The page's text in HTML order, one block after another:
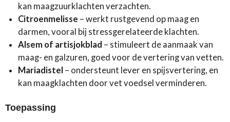
kan maagzuurklachten verzachten.
Citroenmelisse – werkt rustgevend op maag en
darmen, vooral bij stressgerelateerde klachten.
Alsem of artisjokblad – stimuleert de aanmaak van
maag- en galzuren, goed voor de vertering van vetten.
Mariadistel – ondersteunt lever en spijsvertering, en
kan maagklachten door vet voedsel verminderen.
Toepassing